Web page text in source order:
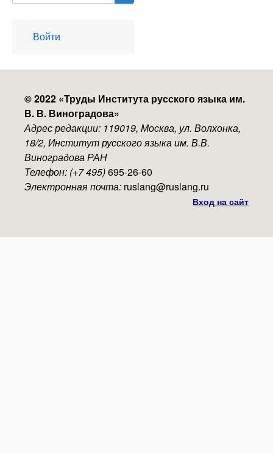
User
account
Войти
© 2022 «Труды Института русского языка им.
В. В. Виноградова»
Адрес редакции: 119019, Москва, ул. Волхонка,
18/2, Институт русского языка им. В.В.
Виноградова РАН
Телефон: (+7 495)695-26-60
Электронная почта: ruslang@ruslang.ru
Вход на сайт